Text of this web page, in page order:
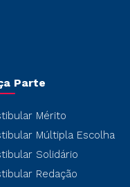
Parte
Mérito
Múltipla Escolha
Solidário
Redação